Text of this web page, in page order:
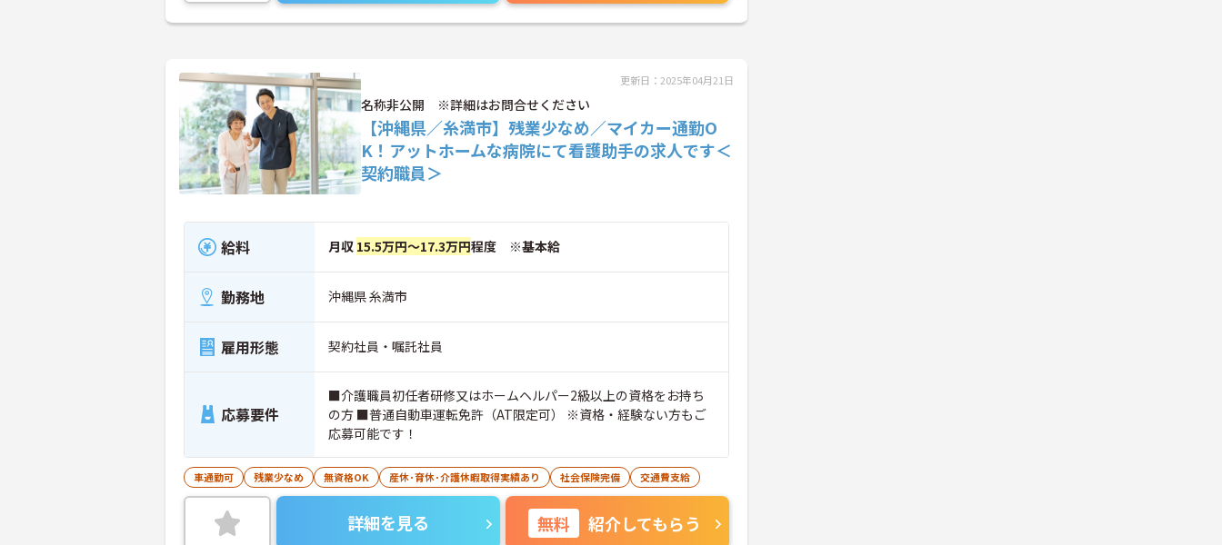
更新日：2025年04月21日
名称非公開 ※詳細はお問合せください
【沖縄県／糸満市】残業少なめ／マイカー通勤O
K！アットホームな病院にて看護助手の求人です＜
契約職員＞
給料 月収 15.5万円～17.3万円程度 ※基本給
勤務地 沖縄県 糸満市
雇用形態 契約社員・嘱託社員
応募要件
■介護職員初任者研修又はホームヘルパー2級以上の資格をお持ち
の方 ■普通自動車運転免許（AT限定可） ※資格・経験ない方もご
応募可能です！
車通勤可 残業少なめ 無資格OK 産休･育休･介護休暇取得実績あり 社会保険完備 交通費支給
詳細を見る 無料 紹介してもらう